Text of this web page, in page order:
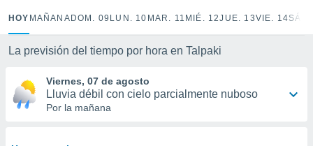
la
que se
calidad.
las
HOY MAÑANA DOM. 09 LUN. 10 MAR. 11 MIÉ. 12JUE. 13VIE. 14
La previsión del tiempo por hora en Talpaki
Viernes, 07 de agosto
Lluvia débil con cielo parcialmente nuboso
Por la mañana